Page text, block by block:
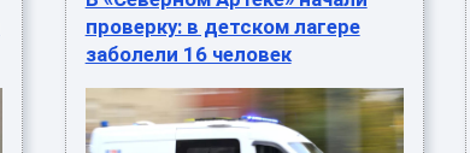
проверку: в детском лагере
заболели 16 человек